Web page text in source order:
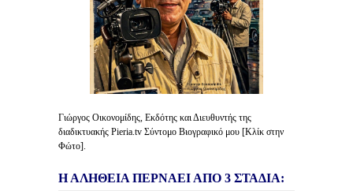
Γιώργος Οικονομίδης, Εκδότης και Διευθυντής της
διαδικτυακής Pieria.tv Σύντομο Βιογραφικό μου [Κλίκ στην
Φώτο].
Η ΑΛΗΘΕΙΑ ΠΕΡΝΑΕΙ ΑΠΟ 3 ΣΤΑΔΙΑ: